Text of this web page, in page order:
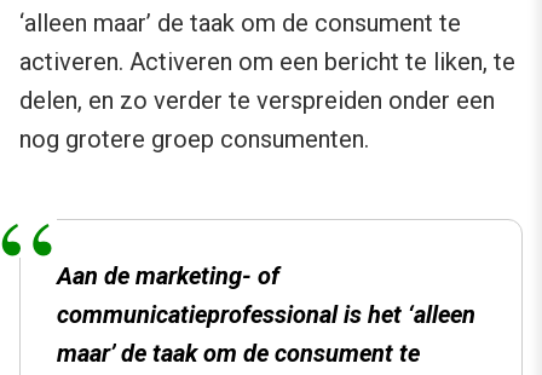
‘alleen maar’ de taak om de consument te
activeren. Activeren om een bericht te liken, te
delen, en zo verder te verspreiden onder een
nog grotere groep consumenten.
Aan de marketing- of
communicatieprofessional is het ‘alleen
maar’ de taak om de consument te